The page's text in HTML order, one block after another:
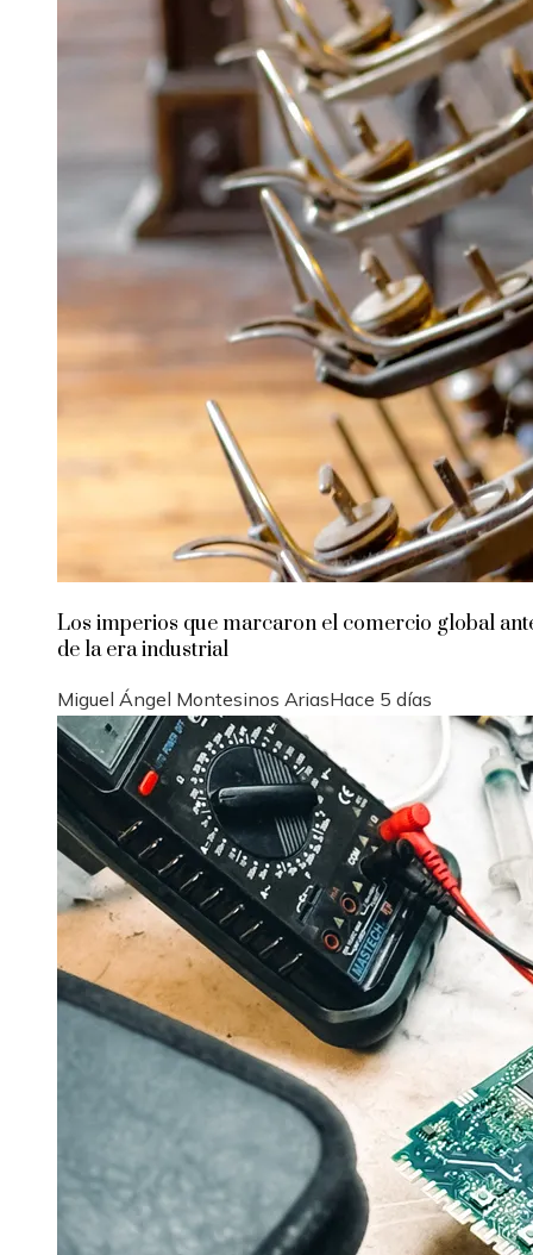
Los imperios que marcaron el comercio global
de la era industrial
Miguel Ángel Montesinos AriasHace 5 días